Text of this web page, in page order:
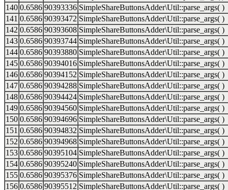
140 0.6586 90393336 SimpleShareButtonsAdder\Util::parse_args( )
141 0.6586 90393472 SimpleShareButtonsAdder\Util::parse_args( )
142 0.6586 90393608 SimpleShareButtonsAdder\Util::parse_args( )
143 0.6586 90393744 SimpleShareButtonsAdder\Util::parse_args( )
144 0.6586 90393880 SimpleShareButtonsAdder\Util::parse_args( )
145 0.6586 90394016 SimpleShareButtonsAdder\Util::parse_args( )
146 0.6586 90394152 SimpleShareButtonsAdder\Util::parse_args( )
147 0.6586 90394288 SimpleShareButtonsAdder\Util::parse_args( )
148 0.6586 90394424 SimpleShareButtonsAdder\Util::parse_args( )
149 0.6586 90394560 SimpleShareButtonsAdder\Util::parse_args( )
150 0.6586 90394696 SimpleShareButtonsAdder\Util::parse_args( )
151 0.6586 90394832 SimpleShareButtonsAdder\Util::parse_args( )
152 0.6586 90394968 SimpleShareButtonsAdder\Util::parse_args( )
153 0.6586 90395104 SimpleShareButtonsAdder\Util::parse_args( )
154 0.6586 90395240 SimpleShareButtonsAdder\Util::parse_args( )
155 0.6586 90395376 SimpleShareButtonsAdder\Util::parse_args( )
156 0.6586 90395512 SimpleShareButtonsAdder\Util::parse_args( )